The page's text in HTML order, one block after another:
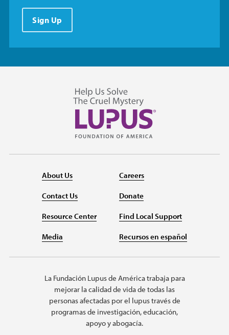
Sign Up
About Us
Contact Us
Resource Center
Media
Careers
Donate
Find Local Support
Recursos en español
La Fundación Lupus de América trabaja para
mejorar la calidad de vida de todas las
personas afectadas por el lupus través de
programas de investigación, educación,
apoyo y abogacía.